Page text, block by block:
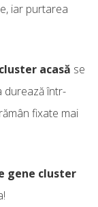
iar purtarea
acasă se
durează într-
fixate mai
gene cluster